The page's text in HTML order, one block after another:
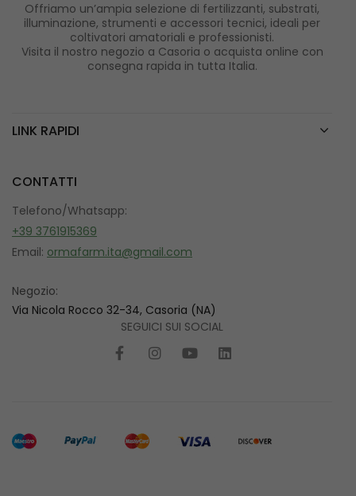
Offriamo un’ampia selezione di fertilizzanti, substrati,
illuminazione, strumenti e accessori tecnici, ideali per
coltivatori amatoriali e professionisti.
Visita il nostro negozio a Casoria o acquista online con
consegna rapida in tutta Italia.
LINK RAPIDI
CONTATTI
Telefono/Whatsapp:
+39 3761915369
Email: ormafarm.ita@gmail.com
Negozio:
Via Nicola Rocco 32-34, Casoria (NA)
SEGUICI SUI SOCIAL